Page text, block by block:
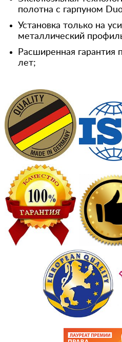
полотна с гарпуном
Установка только на
металлический
Расширенная гарантия
лет;